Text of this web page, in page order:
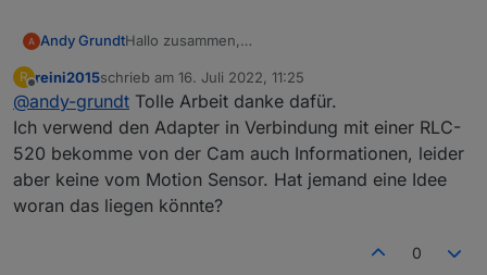
Andy GrundtHallo zusammen,
bin und es dafür noch keinen Adapter gibt, würde
ich mich gerne an der Entwicklung eines
Adapters versuchen. Zudem gibt es zu einem
Reolink Adapter auch schon einen Adapter
Request.
(https://github.com/ioBroker/AdapterRequests/iss
ues/596)
Aktuell habe ich schon einen Prototypen
entwickelt, welcher auch schon getestet werden
kann:https://github.com/aendue/ioBroker.reolink
Features:
Kamera Infos auslesen
Netzwerk Infos auslesen
Motion Detection überwachen
Eine offizielle API Doku seitens Reolink gibt es
leider nicht wirklich, dafür aber folgendes
https://drive.google.com/drive/folders/19vQBJia0
R
Offline
reini2015schrieb am 16. Juli 2022, 11:25
zuletzt editiert von
@andy-grundt Tolle Arbeit danke dafür.
Ich verwend den Adapter in Verbindung mit einer RLC-
520 bekomme von der Cam auch Informationen, leider
aber keine vom Motion Sensor. Hat jemand eine Idee
woran das liegen könnte?
0